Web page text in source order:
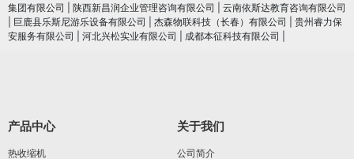
集团有限公司
陕西新昌润企业管理咨询有限公司
云南依斯达教育咨询有限公司
巨鹿县乐斯尼游乐设备有限公司 杰森物联科技（长春）有限公司
贵州睿力保
安服务有限公司
河北兴松实业有限公司 成都本征科技有限公司
产品中心
热收缩机
关于我们
公司简介